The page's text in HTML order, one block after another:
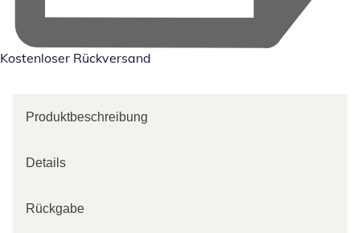
Kostenloser Rückversand
Produktbeschreibung
Details
Rückgabe